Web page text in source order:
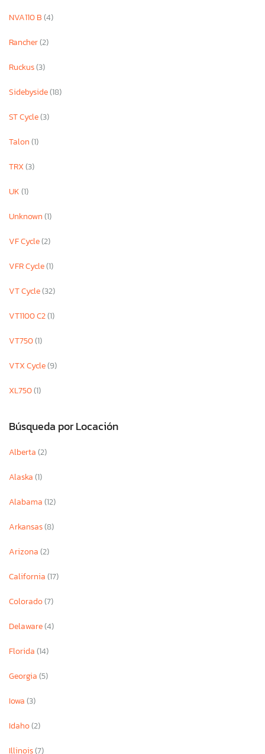
NVA110 B(4)
Rancher(2)
Ruckus(3)
Sidebyside(18)
ST Cycle(3)
Talon(1)
TRX(3)
UK(1)
Unknown(1)
VF Cycle(2)
VFR Cycle(1)
VT Cycle(32)
VT1100 C2(1)
VT750(1)
VTX Cycle(9)
XL750(1)
Búsqueda por Locación
Alberta(2)
Alaska(1)
Alabama(12)
Arkansas(8)
Arizona(2)
California(17)
Colorado(7)
Delaware(4)
Florida(14)
Georgia(5)
Iowa(3)
Idaho(2)
Illinois(7)